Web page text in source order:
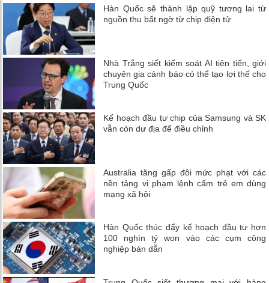
Hàn Quốc sẽ thành lập quỹ tương lai từ
nguồn thu bất ngờ từ chip điện tử
Nhà Trắng siết kiểm soát AI tiên tiến, giới
chuyên gia cảnh báo có thể tạo lợi thế cho
Trung Quốc
Kế hoạch đầu tư chip của Samsung và SK
vẫn còn dư địa để điều chỉnh
Australia tăng gấp đôi mức phạt với các
nền tảng vi phạm lệnh cấm trẻ em dùng
mạng xã hội
Hàn Quốc thúc đẩy kế hoạch đầu tư hơn
100 nghìn tỷ won vào các cụm công
nghiệp bán dẫn